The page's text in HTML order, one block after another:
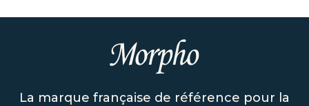
La marque française de référence pour la